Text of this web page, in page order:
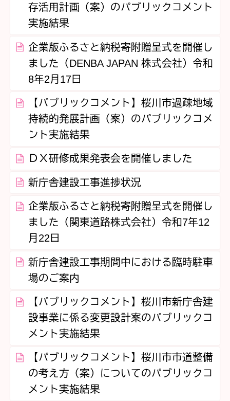
存活用計画（案）のパブリックコメント
実施結果
企業版ふるさと納税寄附贈呈式を開催し
ました（DENBA JAPAN 株式会社）令和
8年2月17日
【パブリックコメント】桜川市過疎地域
持続的発展計画（案）のパブリックコメ
ント実施結果
ＤＸ研修成果発表会を開催しました
新庁舎建設工事進捗状況
企業版ふるさと納税寄附贈呈式を開催し
ました（関東道路株式会社）令和7年12
月22日
新庁舎建設工事期間中における臨時駐車
場のご案内
【パブリックコメント】桜川市新庁舎建
設事業に係る変更設計案のパブリックコ
メント実施結果
【パブリックコメント】桜川市市道整備
の考え方（案）についてのパブリックコ
メント実施結果